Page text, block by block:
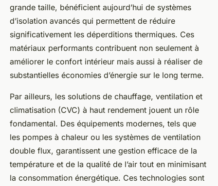
grande taille, bénéficient aujourd’hui de systèmes
d’isolation avancés qui permettent de réduire
significativement les déperditions thermiques. Ces
matériaux performants contribuent non seulement à
améliorer le confort intérieur mais aussi à réaliser de
substantielles économies d’énergie sur le long terme.
Par ailleurs, les solutions de chauffage, ventilation et
climatisation (CVC) à haut rendement jouent un rôle
fondamental. Des équipements modernes, tels que
les pompes à chaleur ou les systèmes de ventilation
double flux, garantissent une gestion efficace de la
température et de la qualité de l’air tout en minimisant
la consommation énergétique. Ces technologies sont